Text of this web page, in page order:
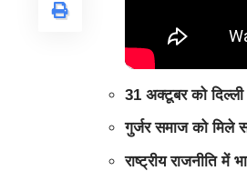
31 अक्टूबर को दिल्ली
गुर्जर समाज को मिले
राष्ट्रीय राजनीति में